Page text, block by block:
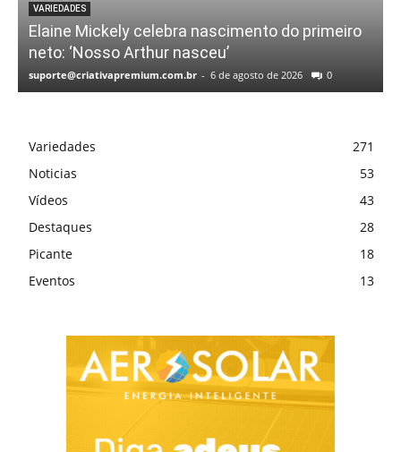
VARIEDADES
Elaine Mickely celebra nascimento do primeiro
neto: ‘Nosso Arthur nasceu’
suporte@criativapremium.com.br - 6 de agosto de 2026 0
Variedades
271
Noticias
53
Vídeos
43
Destaques
28
Picante
18
Eventos
13